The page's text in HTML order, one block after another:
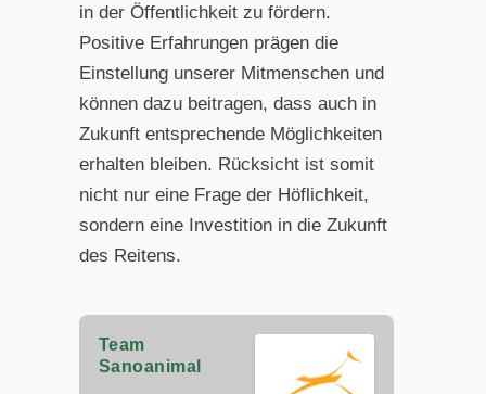
in der Öffentlichkeit zu fördern.
Positive Erfahrungen prägen die
Einstellung unserer Mitmenschen und
können dazu beitragen, dass auch in
Zukunft entsprechende Möglichkeiten
erhalten bleiben. Rücksicht ist somit
nicht nur eine Frage der Höflichkeit,
sondern eine Investition in die Zukunft
des Reitens.
Team
Sanoanimal